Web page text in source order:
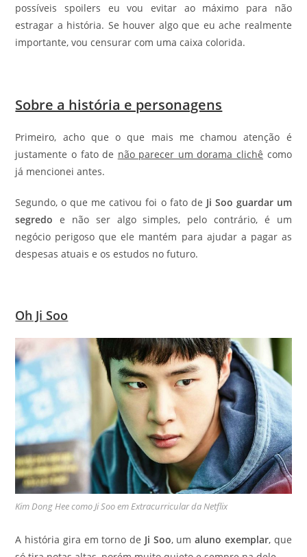
possíveis spoilers eu vou evitar ao máximo para não
estragar a história. Se houver algo que eu ache realmente
importante, vou censurar com uma caixa colorida.
Sobre a história e personagens
Primeiro, acho que o que mais me chamou atenção é
justamente o fato de não parecer um dorama clichê como
já mencionei antes.
Segundo, o que me cativou foi o fato de Ji Soo guardar um
segredo e não ser algo simples, pelo contrário, é um
negócio perigoso que ele mantém para ajudar a pagar as
despesas atuais e os estudos no futuro.
Oh Ji Soo
Kim Dong Hee como Ji Soo em Extracurricular da Netflix
A história gira em torno de Ji Soo, umaluno exemplar, que